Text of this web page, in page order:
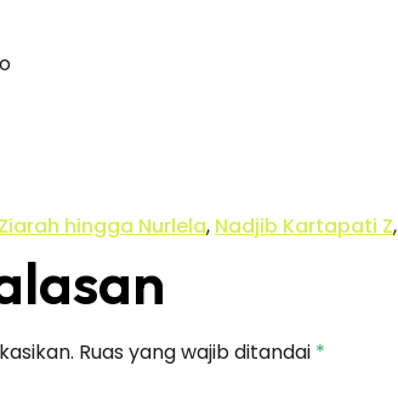
hingga Nurlela, Nadjib Kartapati Z,
Ruas yang wajib ditandai *